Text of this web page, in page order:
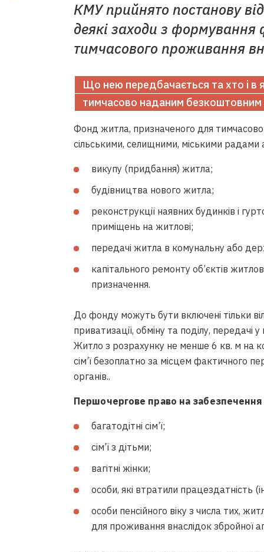
КМУ прийнято постанову
деякі заходи з
тимчасового проживання
Що нею передбачається та хто і в
тимчасово наданим
Фонд житла, призначеного для
сільськими, селищними, міськими
викупу (придбання) житла;
будівництва нового житла;
реконструкції наявних будинків і
приміщень на житлові;
передачі житла в комунальну або
капітального ремонту об’єктів
призначення.
До фонду можуть бути включені тільки
приватизації, обміну та поділу, передачі
Житло з розрахунку не менше 6 кв. м на
сім’ї безоплатно за місцем фактичного
органів..
Першочергове право на
багатодітні сім’ї;
сім’ї з дітьми;
вагітні жінки;
особи, які втратили працездатність
особи пенсійного віку з числа тих,
для проживання внаслідок збройної